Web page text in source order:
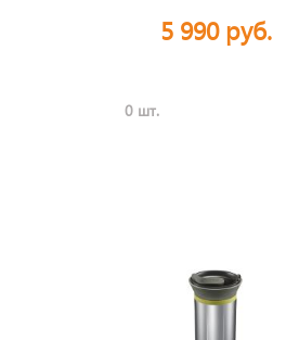
5 990 руб.
0 шт.